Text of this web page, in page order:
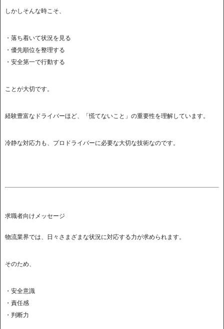
しかしそんな時こそ、
・落ち着いて状況を見る
・優先順位を整理する
・安全第一で行動する
ことが大切です。
経験豊富なドライバーほど、「慌てないこと」の重要性を理解しています。
冷静な対応力も、プロドライバーに必要な大切な技術なのです。
求職者向けメッセージ
物流業界では、日々さまざまな状況に対応する力が求められます。
そのため、
・安全意識
・責任感
・判断力